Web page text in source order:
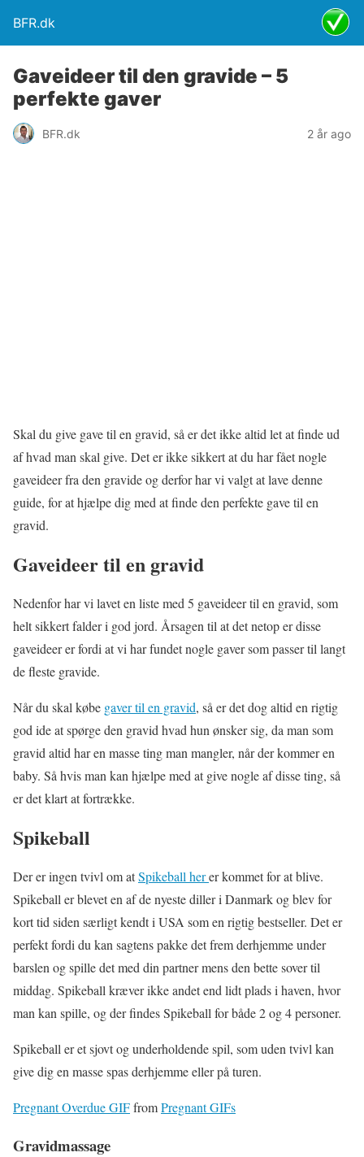
BFR.dk
Gaveideer til den gravide – 5
perfekte gaver
BFR.dk 2 år ago
Skal du give gave til en gravid, så er det ikke altid let at finde ud
af hvad man skal give. Det er ikke sikkert at du har fået nogle
gaveideer fra den gravide og derfor har vi valgt at lave denne
guide, for at hjælpe dig med at finde den perfekte gave til en
gravid.
Gaveideer til en gravid
Nedenfor har vi lavet en liste med 5 gaveideer til en gravid, som
helt sikkert falder i god jord. Årsagen til at det netop er disse
gaveideer er fordi at vi har fundet nogle gaver som passer til langt
de fleste gravide.
Når du skal købe gaver til en gravid, så er det dog altid en rigtig
god ide at spørge den gravid hvad hun ønsker sig, da man som
gravid altid har en masse ting man mangler, når der kommer en
baby. Så hvis man kan hjælpe med at give nogle af disse ting, så
er det klart at fortrække.
Spikeball
Der er ingen tvivl om atSpikeball herer kommet for at blive.
Spikeball er blevet en af de nyeste diller i Danmark og blev for
kort tid siden særligt kendt i USA som en rigtig bestseller. Det er
perfekt fordi du kan sagtens pakke det frem derhjemme under
barslen og spille det med din partner mens den bette sover til
middag. Spikeball kræver ikke andet end lidt plads i haven, hvor
man kan spille, og der findes Spikeball for både 2 og 4 personer.
Spikeball er et sjovt og underholdende spil, som uden tvivl kan
give dig en masse spas derhjemme eller på turen.
Pregnant Overdue GIFfromPregnant GIFs
Gravidmassage